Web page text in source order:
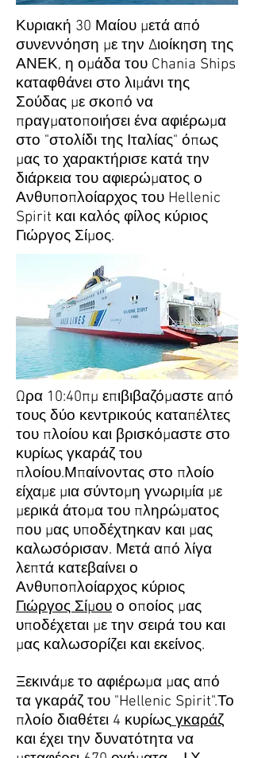
Κυριακή 30 Μαίου μετά από
συνεννόηση με την Διοίκηση της
ΑΝΕΚ, η ομάδα του Chania Ships
καταφθάνει στο λιμάνι της
Σούδας με σκοπό να
πραγματοποιήσει ένα αφιέρωμα
στο "στολίδι της Ιταλίας" όπως
μας το χαρακτήρισε κατά την
διάρκεια του αφιερώματος ο
Ανθυποπλοίαρχος του Hellenic
Spirit και καλός φίλος κύριος
Γιώργος Σίμος.
Ωρα 10:40πμ επιβιβαζόμαστε από
τους δύο κεντρικούς καταπέλτες
του πλοίου και βρισκόμαστε στο
κυρίως γκαράζ του
πλοίου.Μπαίνοντας στο πλοίο
είχαμε μια σύντομη γνωριμία με
μερικά άτομα του πληρώματος
που μας υποδέχτηκαν και μας
καλωσόρισαν. Μετά από λίγα
λεπτά κατεβαίνει ο
Ανθυποπλοίαρχος κύριος
Γιώργος Σίμου ο οποίος μας
υποδέχεται με την σειρά του και
μας καλωσορίζει και εκείνος.
Ξεκινάμε το αφιέρωμα μας από
τα γκαράζ του "Hellenic Spirit".Το
πλοίο διαθέτει 4 κυρίωςγκαράζ
και έχει την δυνατότητα να